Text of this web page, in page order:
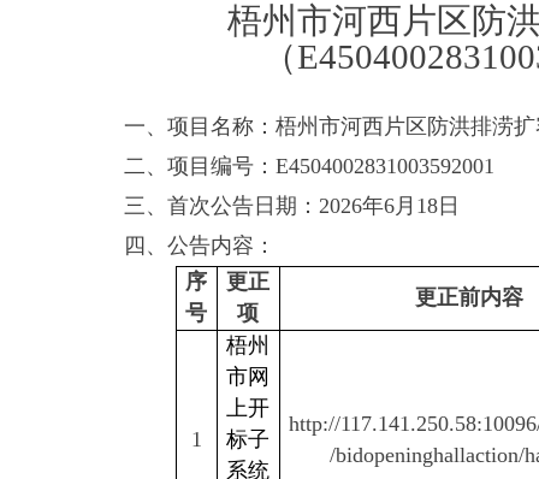
梧州市河西片区防
（
一、项目名称：梧州市河西片区防洪排涝
二、项目编号：E4504002831003592001
三、首次公告日期：2026年6月18日
四、公告内容：
序
号
更正
项
更正前内容
1
梧州
市网
上开
标子
系统
http://
/bidopeninghallaction/